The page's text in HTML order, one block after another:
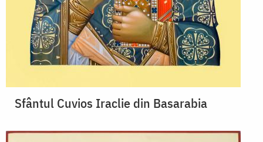
Sfântul Cuvios Iraclie din Basarabia